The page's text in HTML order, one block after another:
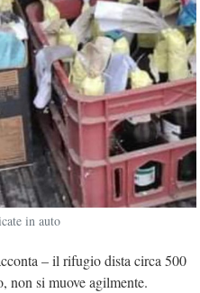
in auto
– il rifugio dista circa 500
non si muove agilmente.